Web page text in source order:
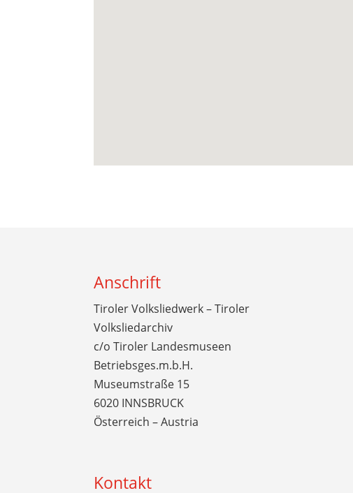
Anschrift
Tiroler Volksliedwerk – Tiroler
Volksliedarchiv
c/o Tiroler Landesmuseen
Betriebsges.m.b.H.
Museumstraße 15
6020 INNSBRUCK
Österreich – Austria
Kontakt